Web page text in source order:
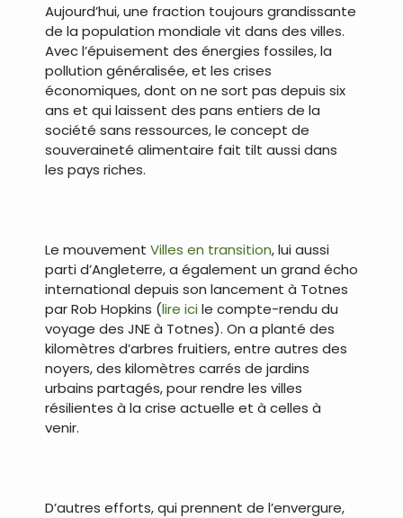
Aujourd’hui, une fraction toujours grandissante
de la population mondiale vit dans des villes.
Avec l’épuisement des énergies fossiles, la
pollution généralisée, et les crises
économiques, dont on ne sort pas depuis six
ans et qui laissent des pans entiers de la
société sans ressources, le concept de
souveraineté alimentaire fait tilt aussi dans
les pays riches.
Le mouvement Villes en transition, lui aussi
parti d’Angleterre, a également un grand écho
international depuis son lancement à Totnes
par Rob Hopkins (lire icile compte-rendu du
voyage des JNE à Totnes). On a planté des
kilomètres d’arbres fruitiers, entre autres des
noyers, des kilomètres carrés de jardins
urbains partagés, pour rendre les villes
résilientes à la crise actuelle et à celles à
venir.
D’autres efforts, qui prennent de l’envergure,